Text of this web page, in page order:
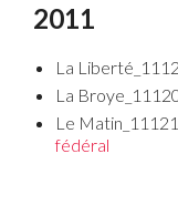
2011
La
La
Le
fédéral